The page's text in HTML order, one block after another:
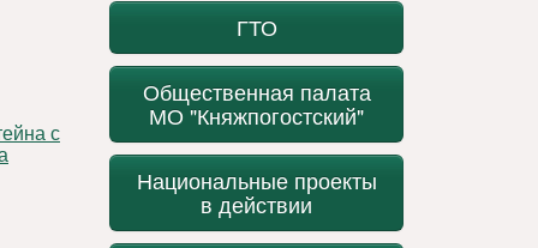
ГТО
Общественная палата
МО "Княжпогостский"
Национальные проекты
в действии